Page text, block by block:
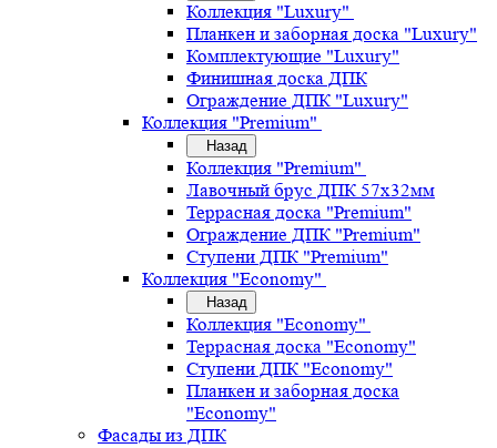
Коллекция "Luxury"
Планкен и заборная доска "Luxury"
Комплектующие "Luxury"
Финишная доска ДПК
Ограждение ДПК "Luxury"
Коллекция "Premium"
Назад
Коллекция "Premium"
Лавочный брус ДПК 57х32мм
Террасная доска "Premium"
Ограждение ДПК "Premium"
Ступени ДПК "Premium"
Коллекция "Economy"
Назад
Коллекция "Economy"
Террасная доска "Economy"
Ступени ДПК "Economy"
Планкен и заборная доска
"Economy"
Фасады из ДПК